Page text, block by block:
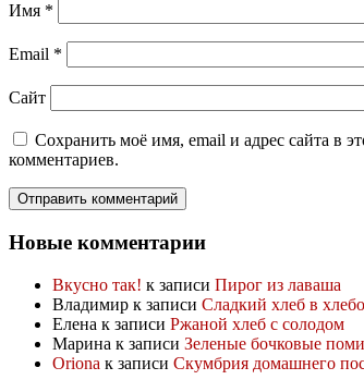
Имя *
Email *
Сайт
Сохранить моё имя, email и адрес сайта в
комментариев.
Новые комментарии
Вкусно так! к записи Пирог из лаваша
Владимир к записи Сладкий хлеб в
Елена к записи Ржаной хлеб с солодом
Марина к записи Зеленые бочковые
Oriona к записи Скумбрия домашнего